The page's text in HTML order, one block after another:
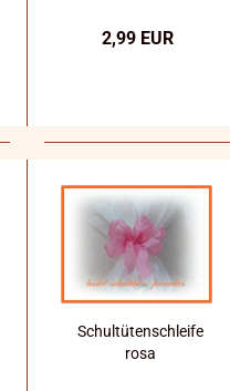
2,99 EUR
Schultütenschleife
rosa